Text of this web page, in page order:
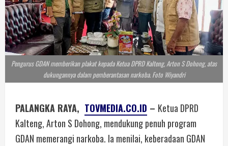
Pengurus GDAN memberikan plakat kepada Ketua DPRD Kalteng, Arton S Dohong, atas
dukungannya dalam pemberantasan narkoba. Foto Wiyandri
PALANGKA RAYA, TOVMEDIA.CO.ID – Ketua DPRD
Kalteng, Arton S Dohong, mendukung penuh program
GDAN memerangi narkoba. Ia menilai, keberadaan GDAN